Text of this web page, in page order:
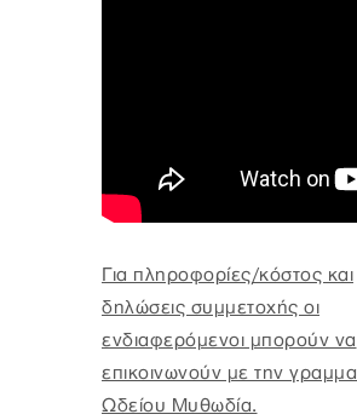
Για πληροφορίες/κόστος και
δηλώσεις συμμετοχής οι
ενδιαφερόμενοι μπορούν να
επικοινωνούν με την
Ωδείου Μυθωδία.